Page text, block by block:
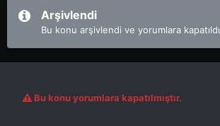
Arşivlendi
Bu konu arşivlendi ve yorumlara kapatıldı
Bu konu yorumlara kapatılmıştır.